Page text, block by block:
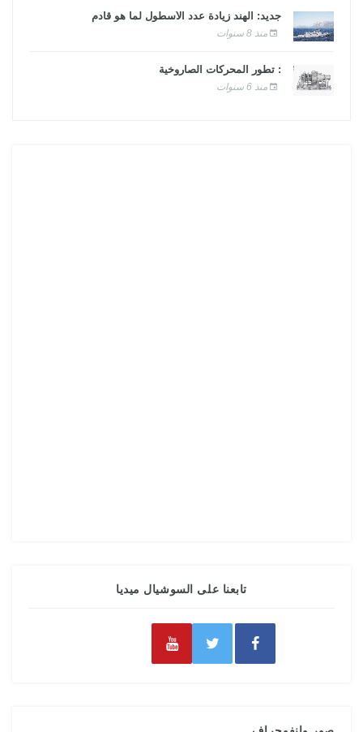
جديد: الهند زيادة عدد الأسطول لما هو قادم
منذ 8 سنوات
: تطور المحركات الصاروخية
منذ 6 سنوات
تابعنا على السوشيال ميديا